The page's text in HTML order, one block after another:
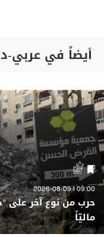
أيضاً في عربي-
09:00 | 2026-08-09
حرب من نوع آخر على
ماليّاً